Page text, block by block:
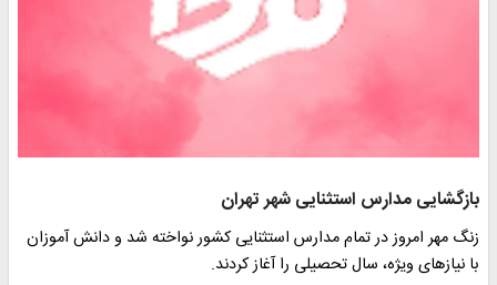
مدارس استثنایی شهر تهران
مهر امروز در تمام مدارس استثنایی کشور نواخته شد و دانش آموزان
نیازهای ویژه، سال تحصیلی را آغاز کردند.